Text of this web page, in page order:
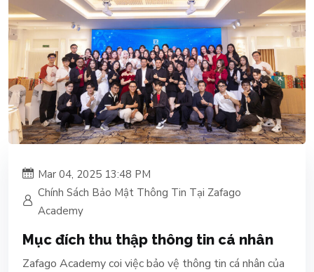
Mar 04, 2025 13:48 PM
Chính Sách Bảo Mật Thông Tin Tại Zafago
Academy
Mục đích thu thập thông tin cá nhân
Zafago Academy coi việc bảo vệ thông tin cá nhân của